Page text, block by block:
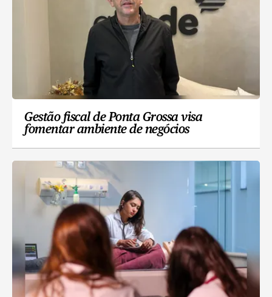
Gestão fiscal de Ponta Grossa visa
fomentar ambiente de negócios